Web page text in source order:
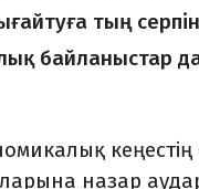
тың
бай­ланыстар
на­зар